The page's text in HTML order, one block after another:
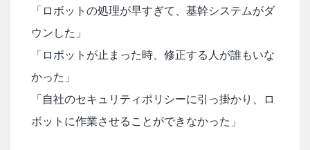
「ロボットの処理が早すぎて、基幹システムがダ
ウンした」
「ロボットが止まった時、修正する人が誰もいな
かった」
「自社のセキュリティポリシーに引っ掛かり、ロ
ボットに作業させることができなかった」